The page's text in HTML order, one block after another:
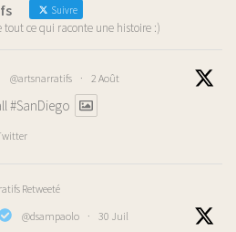
Suivre
ce qui raconte une histoire :)
@artsnarratifs · 2 Août
#SanDiego
Retweeté
@dsampaolo · 30 Juil